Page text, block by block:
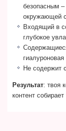
безопасным
окружающей
Входящий в
глубокое
Не содержит
Результат: твоя
контент